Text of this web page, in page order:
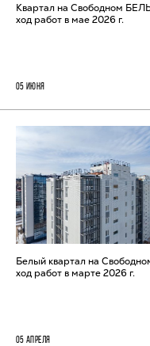
Квартал на Свободном
ход работ в мае 2026 г.
05 ИЮНЯ
Белый квартал на
ход работ в марте 2026 г.
05 АПРЕЛЯ